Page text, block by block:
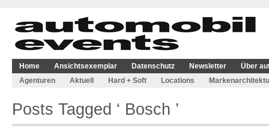
Home Ansichtsexemplar Datenschutz Newsletter
Über
Agenturen
Aktuell Hard + Soft Locations
Posts Tagged ‘ Bosch ’